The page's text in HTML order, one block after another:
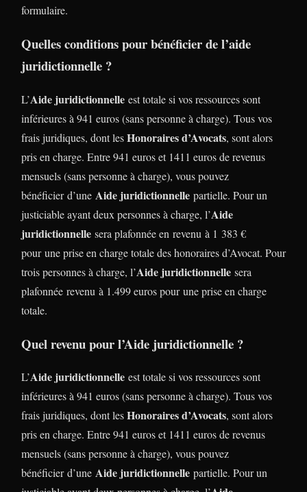
formulaire.
Quelles conditions pour bénéficier de l’aide
juridictionnelle ?
L’Aide juridictionnelle est totale si vos ressources sont
inférieures à 941 euros (sans personne à charge). Tous vos
frais juridiques, dont lesHonoraires d’Avocats, sont alors
pris en charge. Entre 941 euros et 1411 euros de revenus
mensuels (sans personne à charge), vous pouvez
bénéficier d’une Aide juridictionnelle partielle. Pour un
justiciable ayant deux personnes à charge, l’Aide
juridictionnelle sera plafonnée en revenu à 1 383 €
pour une prise en charge totale des honoraires d’Avocat. Pour
trois personnes à charge, l’Aide juridictionnelle sera
plafonnée revenu à 1.499 euros pour une prise en charge
totale.
Quel revenu pour l’Aide juridictionnelle ?
L’Aide juridictionnelle est totale si vos ressources sont
inférieures à 941 euros (sans personne à charge). Tous vos
frais juridiques, dont lesHonoraires d’Avocats, sont alors
pris en charge. Entre 941 euros et 1411 euros de revenus
mensuels (sans personne à charge), vous pouvez
bénéficier d’une Aide juridictionnelle partielle. Pour un